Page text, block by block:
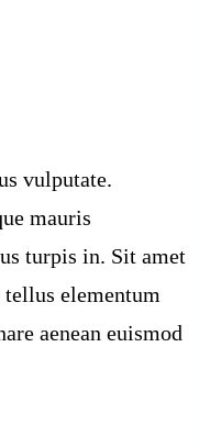
vulputate.
mauris
turpis in. Sit amet
elementum
aenean euismod